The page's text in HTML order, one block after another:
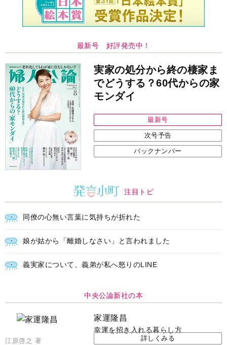
最新号 好評発売中！
実家の処分から終の棲家ま
でどうする？60代からの家
モンダイ
最新号
次号予告
バックナンバー
注目トピ
同僚の心無い言葉に気持ちが折れた
娘が姑から「離婚しなさい」と言われました
義実家について、義弟が私へ怒りのLINE
中央公論新社の本
家運隆昌
幸運を招き入れる暮らし方
江原啓之 著 詳しくみる